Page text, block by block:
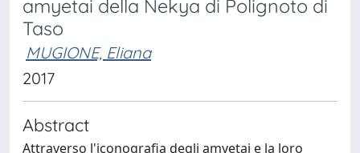
amyetai della Nekya di Polignoto di
Taso
MUGIONE, Eliana
2017
Abstract
Attraverso l'iconografia degli amyetai e la loro